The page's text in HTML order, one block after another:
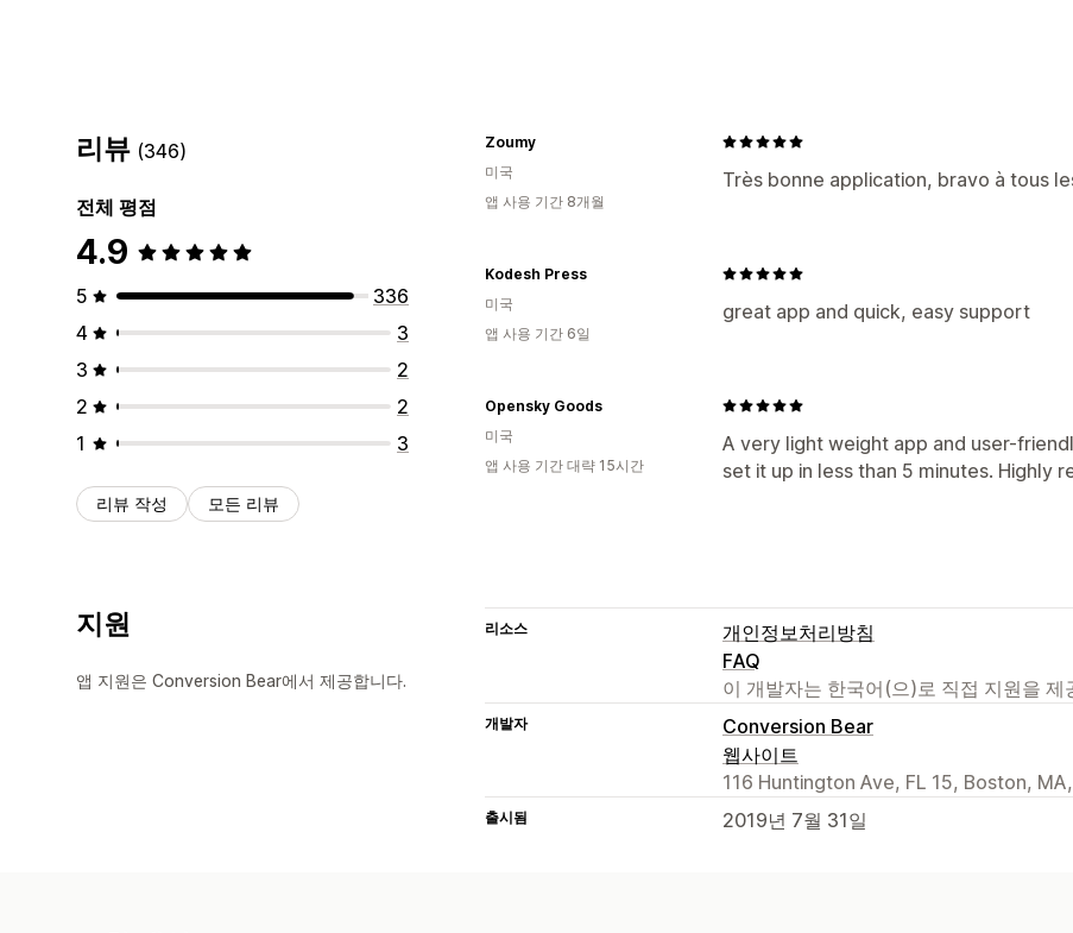
아이콘 위치
자동 위치
리뷰 (346)
전체 평점
4.9
5
336
4
3
3
2
2
2
1
3
리뷰 작성 모든 리뷰
Très bonne application, bravo à tous
Zoumy
미국
앱 사용 기간 8개월
great app and quick, easy support
Kodesh Press
미국
앱 사용 기간 6일
A very light weight app and user-
set it up in less than 5 minutes. Highly
Opensky Goods
미국
앱 사용 기간 대략 15시간
지원
앱 지원은 Conversion Bear에서 제공합니다.
리소스
개인정보처리방침
FAQ
이 개발자는 한국어(으)로 직접 지원을 제
개발자
Conversion Bear
웹사이트
116 Huntington Ave, FL 15, Boston,
출시됨 2019년 7월 31일